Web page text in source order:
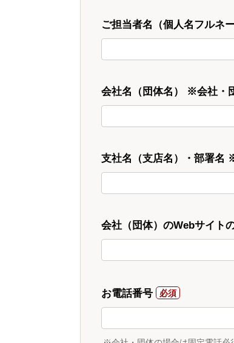
ご担当者名（個人名フルネー
会社名（団体名） ※会社・
支社名（支店名）・部署名
会社（団体）のWebサイト
お電話番号